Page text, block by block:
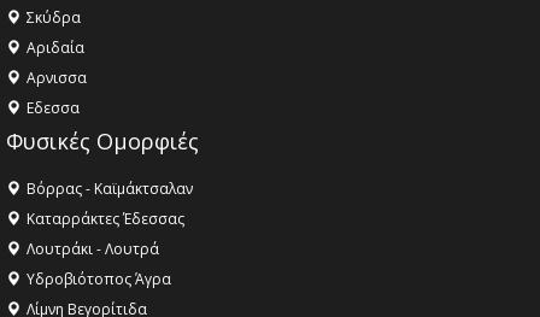
Σκύδρα
Αριδαία
Aρνισσα
Eδεσσα
Φυσικές Ομορφιές
Βόρρας - Καϊμάκτσαλαν
Καταρράκτες Έδεσσας
Λουτράκι - Λουτρά
Υδροβιότοπος Άγρα
Λίμνη Βεγορίτιδα